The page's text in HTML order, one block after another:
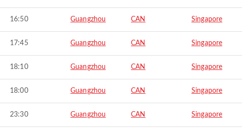
16:50 Guangzhou CAN Singapore
17:45 Guangzhou CAN Singapore
18:10 Guangzhou CAN Singapore
18:00 Guangzhou CAN Singapore
23:30 Guangzhou CAN Singapore